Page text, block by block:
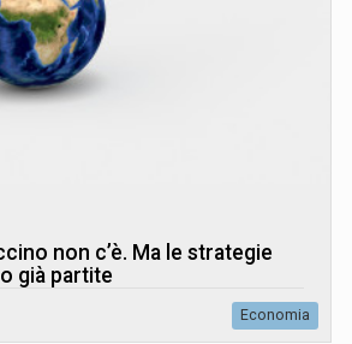
non c’è. Ma le strategie
già partite
Economia